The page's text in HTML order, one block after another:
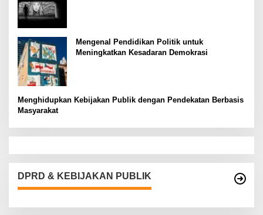
Mengenal Pendidikan Politik untuk
Meningkatkan Kesadaran Demokrasi
Menghidupkan Kebijakan Publik dengan Pendekatan Berbasis
Masyarakat
DPRD & KEBIJAKAN PUBLIK